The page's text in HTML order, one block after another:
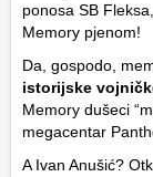
ponosa SB
Memory pjenom!
Da, gospodo,
istorijske
Memory dušeci
megacentar
A Ivan Anušić?